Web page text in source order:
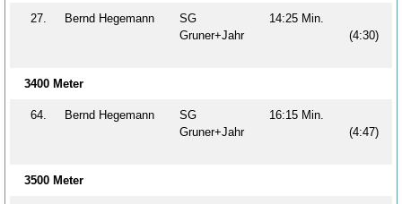
27. Bernd Hegemann
SG
Gruner+Jahr
14:25 Min.
(4:30)
3400 Meter
64. Bernd Hegemann
SG
Gruner+Jahr
16:15 Min.
(4:47)
3500 Meter